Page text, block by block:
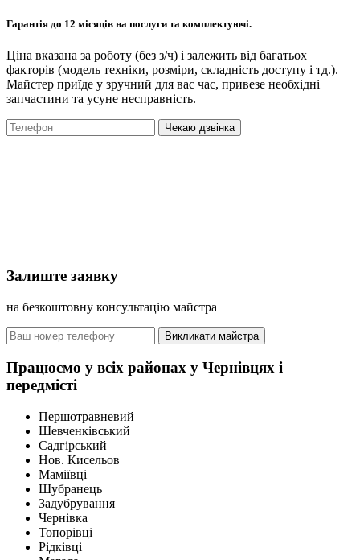
Гарантія до 12 місяців на послуги та комплектуючі.
Ціна вказана за роботу (без з/ч) і залежить від багатьох
факторів (модель техніки, розміри, складність доступу і тд.).
Майстер приїде у зручний для вас час, привезе необхідні
запчастини та усуне несправність.
Чекаю дзвінка
Залиште заявку
на безкоштовну консультацію майстра
Викликати майстра
Працюємо у всіх районах у Чернівцях і
передмісті
Першотравневий
Шевченківський
Садгірський
Нов. Кисельов
Маміївці
Шубранець
Задубрування
Чернівка
Топорівці
Рідківці